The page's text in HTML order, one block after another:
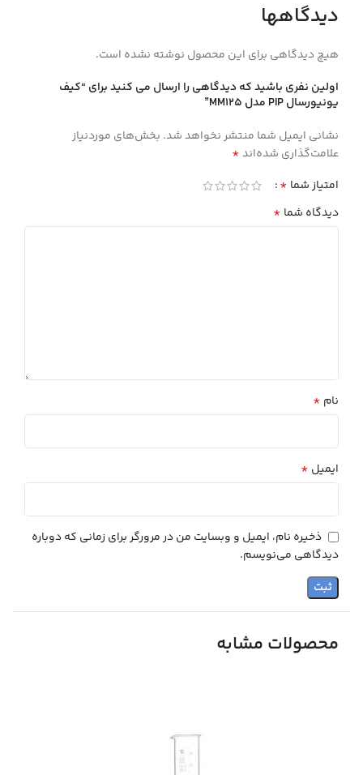
دیدگاهها
هیچ دیدگاهی برای این محصول نوشته نشده است.
اولین نفری باشید که دیدگاهی را ارسال می کنید برای “كيف
يونيورسال PIP مدل MM125”
نشانی ایمیل شما منتشر نخواهد شد. بخش‌های موردنیاز
علامت‌گذاری شده‌اند*
امتیاز شما *
دیدگاه شما *
نام *
ایمیل *
ذخیره نام، ایمیل و وبسایت من در مرورگر برای زمانی که دوباره
دیدگاهی می‌نویسم.
محصولات مشابه